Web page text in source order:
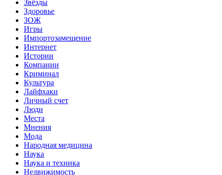
Звёзды
Здоровье
ЗОЖ
Игры
Импортозамещение
Интернет
Истории
Компании
Криминал
Культура
Лайфхаки
Личный счет
Люди
Места
Мнения
Мода
Народная медицина
Наука
Наука и техника
Недвижимость